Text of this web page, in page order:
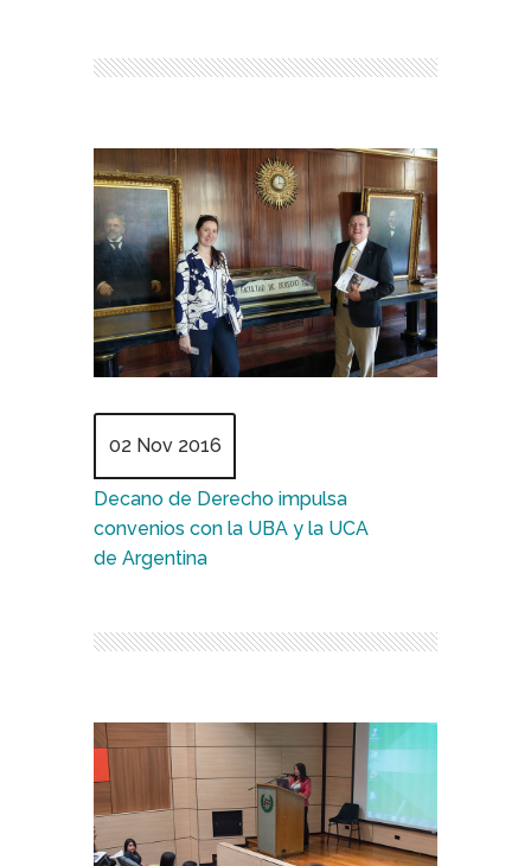
02 Nov 2016
Decano de Derecho impulsa
convenios con la UBA y la UCA
de Argentina